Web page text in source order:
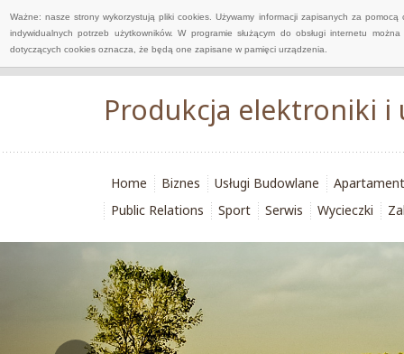
Ważne: nasze strony wykorzystują pliki cookies. Używamy informacji zapisanych za
indywidualnych potrzeb użytkowników. W programie służącym do obsługi internetu
dotyczących cookies oznacza, że będą one zapisane w pamięci urządzenia.
Produkcja elektroniki i
Home Biznes Usługi Budowlane
Public Relations
Sport Serwis Wycieczki